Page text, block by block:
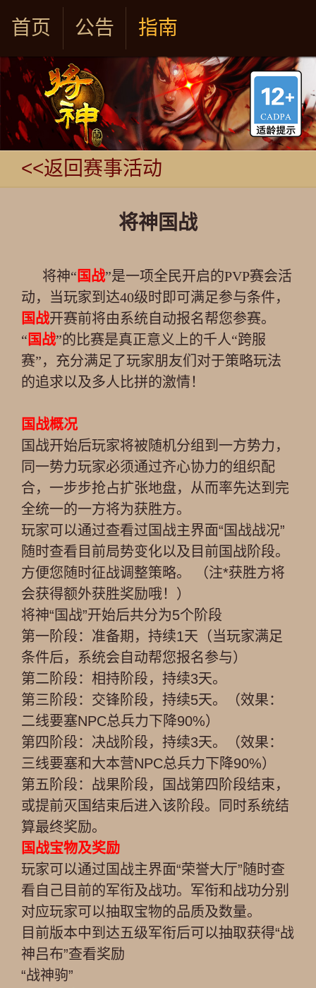
首页 公告 指南
<<返回赛事活动
将神国战
将神“ 国战”是一项全民开启的PVP赛会活
动，当玩家到达40级时即可满足参与条件，
国战开赛前将由系统自动报名帮您参赛。
“ 国战”的比赛是真正意义上的千人“跨服
赛”，充分满足了玩家朋友们对于策略玩法
的追求以及多人比拼的激情！
国战概况
国战开始后玩家将被随机分组到一方势力，
同一势力玩家必须通过齐心协力的组织配
合，一步步抢占扩张地盘，从而率先达到完
全统一的一方将为获胜方。
玩家可以通过查看过国战主界面“国战战况”
随时查看目前局势变化以及目前国战阶段。
方便您随时征战调整策略。 （注*获胜方将
会获得额外获胜奖励哦！）
将神“国战”开始后共分为5个阶段
第一阶段：准备期，持续1天（当玩家满足
条件后，系统会自动帮您报名参与）
第二阶段：相持阶段，持续3天。
第三阶段：交锋阶段，持续5天。（效果：
二线要塞NPC总兵力下降90%）
第四阶段：决战阶段，持续3天。（效果：
三线要塞和大本营NPC总兵力下降90%）
第五阶段：战果阶段，国战第四阶段结束，
或提前灭国结束后进入该阶段。同时系统结
算最终奖励。
国战宝物及奖励
玩家可以通过国战主界面“荣誉大厅”随时查
看自己目前的军衔及战功。军衔和战功分别
对应玩家可以抽取宝物的品质及数量。
目前版本中到达五级军衔后可以抽取获得“战
神吕布”查看奖励
“战神驹”